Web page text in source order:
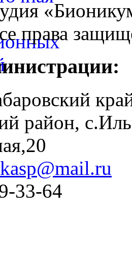
права
район,
33-64